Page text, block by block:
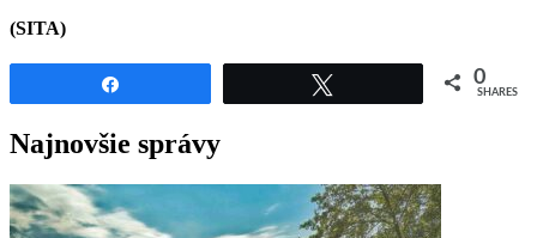
(SITA)
0
SHARES
Najnovšie správy